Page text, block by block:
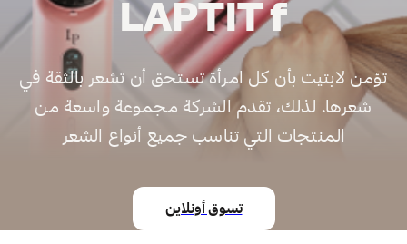
LAPTIT f
تؤمن لابتيت بأن كل امرأة تستحق أن تشعر بالثقة في
شعرها. لذلك، تقدم الشركة مجموعة واسعة من
المنتجات التي تناسب جميع أنواع الشعر
تسوق أونلاين